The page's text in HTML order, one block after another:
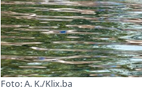
Foto: A. K./Klix.ba